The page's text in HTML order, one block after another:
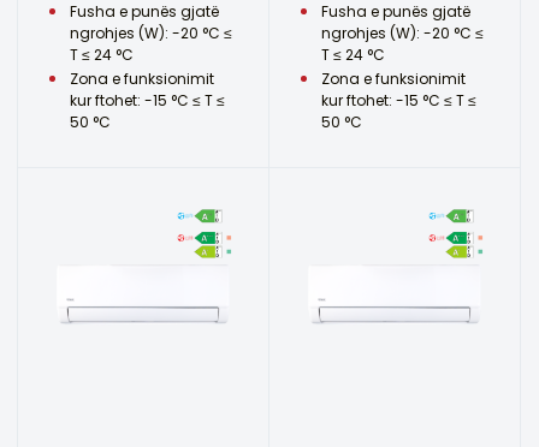
Fusha e punës gjatë
ngrohjes (W): -20 °C ≤
T ≤ 24 °C
Zona e funksionimit
kur ftohet: -15 °C ≤ T ≤
50 °C
Fusha e punës gjatë
ngrohjes (W): -20 °C ≤
T ≤ 24 °C
Zona e funksionimit
kur ftohet: -15 °C ≤ T ≤
50 °C